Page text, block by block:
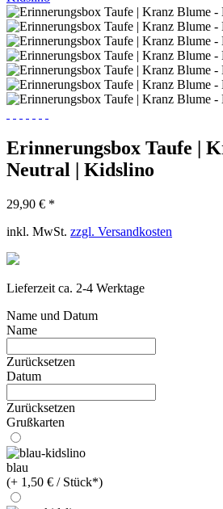
Erinnerungsbox Taufe |
Neutral | Kidslino
29,90 € *
inkl. MwSt. zzgl. Versandkosten
Lieferzeit ca. 2-4 Werktage
Name und Datum
Name
Zurücksetzen
Datum
Zurücksetzen
Grußkarten
blau
(+ 1,50 € / Stück*)